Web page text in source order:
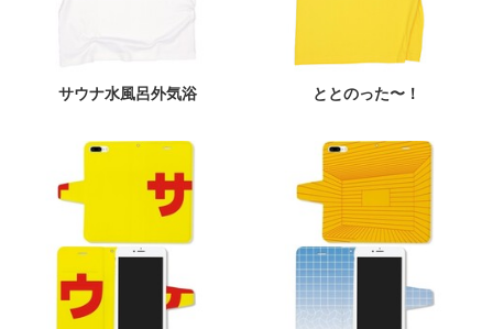
サウナ水風呂外気浴 ととのった〜！